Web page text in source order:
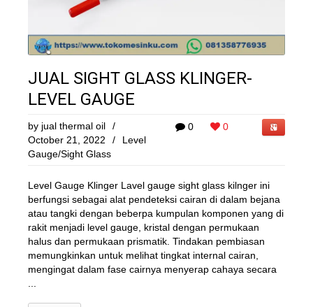
JUAL SIGHT GLASS KLINGER-
LEVEL GAUGE
0 0
by jual thermal oil
/
October 21, 2022
/
Level
Gauge/Sight Glass
Level Gauge Klinger Lavel gauge sight glass kilnger ini
berfungsi sebagai alat pendeteksi cairan di dalam bejana
atau tangki dengan beberpa kumpulan komponen yang di
rakit menjadi level gauge, kristal dengan permukaan
halus dan permukaan prismatik. Tindakan pembiasan
memungkinkan untuk melihat tingkat internal cairan,
mengingat dalam fase cairnya menyerap cahaya secara